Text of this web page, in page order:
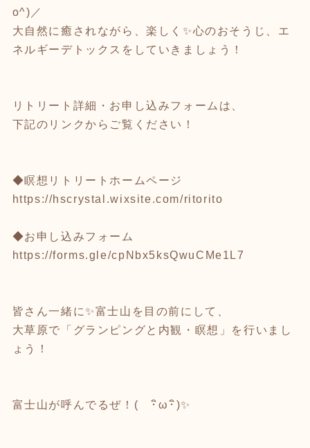
o^)／
大自然に癒されながら、楽しく✨心のおそうじ、エ
ネルギーデトックスをしていきましょう！
リトリート詳細・お申し込みフォームは、
下記のリンクからご覧ください！
◆瞑想リトリートホームページ
https://hscrystal.wixsite.com/ritorito
◆お申し込みフォーム
https://forms.gle/cpNbx5ksQwuCMe1L7
皆さん一緒に✨富士山を目の前にして、
大草原で「グランピングと内観・瞑想」を行いまし
ょう！
富士山が呼んでるぜ！( ･ิω･ิ)✨